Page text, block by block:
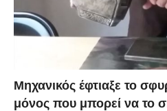
Μηχανικός έφτιαξε το
μόνος που μπορεί να το